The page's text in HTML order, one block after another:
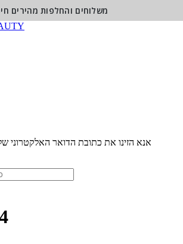
אנא הזינו את כתובת הדואר האלקטרוני
משלוחים והחלפות מהירים